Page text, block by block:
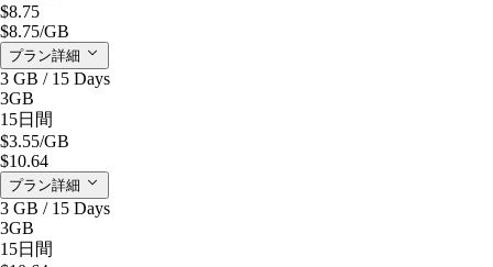
$8.75
$8.75/GB
プラン詳細
3 GB / 15 Days
3GB
15日間
$3.55/GB
$10.64
プラン詳細
3 GB / 15 Days
3GB
15日間